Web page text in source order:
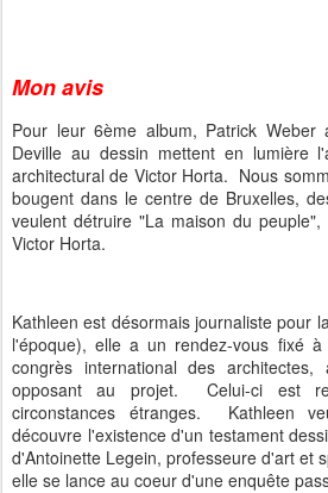
Mon avis
Pour leur 6ème album, Patrick Weber
Deville au dessin mettent en lumière
architectural de Victor Horta. Nous
bougent dans le centre de Bruxelles,
veulent détruire "La maison du
Victor Horta.
Kathleen est désormais journaliste pour
l'époque), elle a un rendez-vous fixé
congrès international des
opposant au projet. Celui-ci est
circonstances étranges. Kathleen
découvre l'existence d'un testament
d'Antoinette Legein, professeure d'art et
elle se lance au coeur d'une enquête